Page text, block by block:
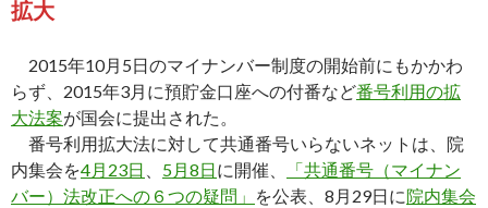
拡大
2015年10月5日のマイナンバー制度の開始前にもかかわ
らず、2015年3月に預貯金口座への付番など番号利用の拡
大法案が国会に提出された。
番号利用拡大法に対して共通番号いらないネットは、院
内集会を4月23日 5月8日に開催、
「共通番号（マイナン
バー）法改正への６つの疑問」 を公表、8月29日に院内集会